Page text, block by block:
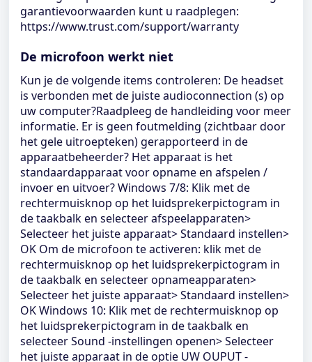
garantievoorwaarden kunt u raadplegen:
https://www.trust.com/support/warranty
De microfoon werkt niet
Kun je de volgende items controleren: De headset
is verbonden met de juiste audioconnection (s) op
uw computer?Raadpleeg de handleiding voor meer
informatie. Er is geen foutmelding (zichtbaar door
het gele uitroepteken) gerapporteerd in de
apparaatbeheerder? Het apparaat is het
standaardapparaat voor opname en afspelen /
invoer en uitvoer? Windows 7/8: Klik met de
rechtermuisknop op het luidsprekerpictogram in
de taakbalk en selecteer afspeelapparaten>
Selecteer het juiste apparaat> Standaard instellen>
OK Om de microfoon te activeren: klik met de
rechtermuisknop op het luidsprekerpictogram in
de taakbalk en selecteer opnameapparaten>
Selecteer het juiste apparaat> Standaard instellen>
OK Windows 10: Klik met de rechtermuisknop op
het luidsprekerpictogram in de taakbalk en
selecteer Sound -instellingen openen> Selecteer
het juiste apparaat in de optie UW OUPUT -